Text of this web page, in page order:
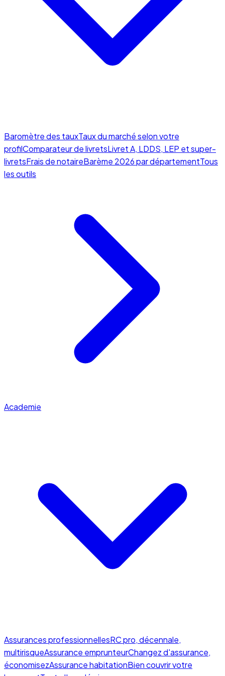
Baromètre des tauxTaux du marché selon votre
profilComparateur de livretsLivret A, LDDS, LEP et super-
livretsFrais de notaireBarème 2026 par départementTous
les outils
Academie
Assurances professionnellesRC pro, décennale,
multirisqueAssurance emprunteurChangez d'assurance,
économisezAssurance habitationBien couvrir votre